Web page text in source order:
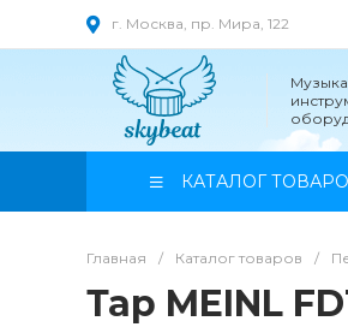
г. Москва, пр. Мира, 122
КАТАЛОГ
Главная / Каталог товаров /
Тар MEINL